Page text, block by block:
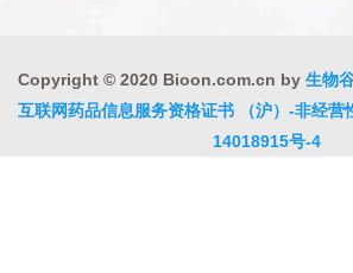
Copyright © 2020 Bioon.com.cn by 生物
互联网药品信息服务资格证书 （沪）-非经营
14018915号-4